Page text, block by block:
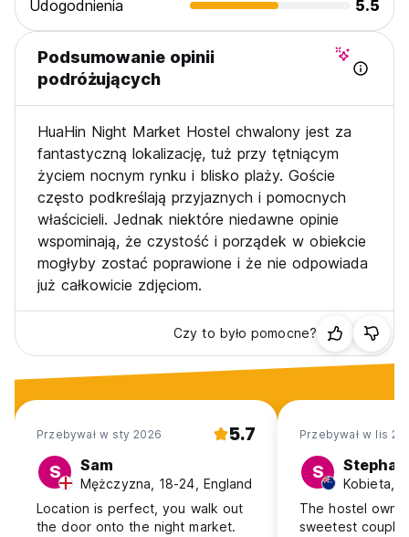
Udogodnienia
5.5
Podsumowanie opinii
podróżujących
HuaHin Night Market Hostel chwalony jest za
fantastyczną lokalizację, tuż przy tętniącym
życiem nocnym rynku i blisko plaży. Goście
często podkreślają przyjaznych i pomocnych
właścicieli. Jednak niektóre niedawne opinie
wspominają, że czystość i porządek w obiekcie
mogłyby zostać poprawione i że nie odpowiada
już całkowicie zdjęciom.
Czy to było pomocne?
Przebywał w sty 2026 5.7
S Sam
Mężczyzna, 18-24, England
Location is perfect, you walk out
the door onto the night market.
Przebywał w lis
S
The hostel
sweetest